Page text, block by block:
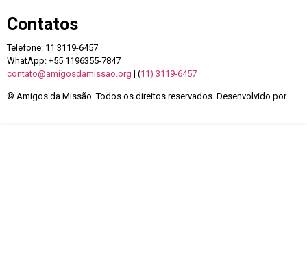
Contatos
Telefone: 11 3119-6457
WhatApp: +55 1196355-7847
contato@amigosdamissao.org | (11) 3119-6457
© Amigos da Missão. Todos os direitos reservados. Desenvolvido por